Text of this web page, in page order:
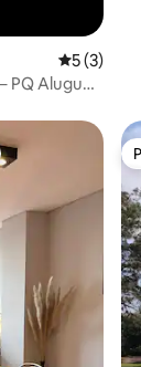
5 de uma
5 (3)
Aluguéis
dos hóspedes